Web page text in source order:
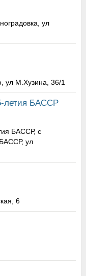
ул
ул М.Хузина, 36/1
летия БАССР
БАССР, с
ул
6